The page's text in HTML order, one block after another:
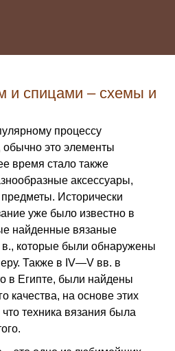
и спицами – схемы и
процессу
обычно это элементы
время стало также
аксессуары,
Исторически
уже было известно в
найденные вязаные
в., которые были обнаружены
Также в IV—V вв. в
в Египте, были найдены
качества, на основе этих
техника вязания была